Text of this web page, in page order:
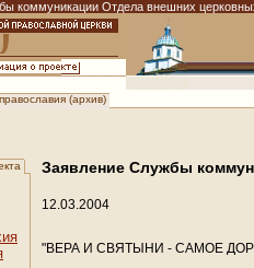
коммуникации Отдела внешних
(архив)
Заявление Службы
12.03.2004
"ВЕРА И СВЯТЫНИ - САМОЕ